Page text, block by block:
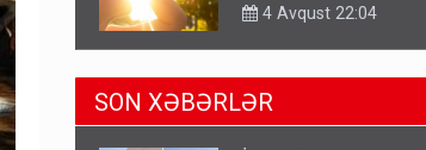
qarşı ərazi iddiaları
Bu ölkələrə şəxsiyyət
gedə biləcəksiniz -
SON XƏBƏRLƏR